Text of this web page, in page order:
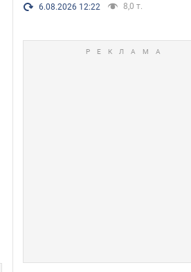
6.08.2026 12:22 8,0 т.